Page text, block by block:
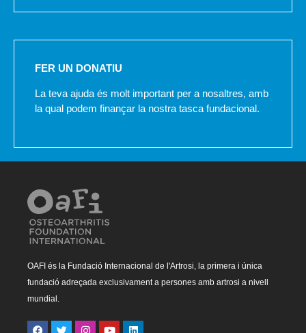
FER UN DONATIU
La teva ajuda és molt important per a nosaltres, amb
la qual podem finançar la nostra tasca fundacional.
OAFI és la Fundació Internacional de l'Artrosi, la primera i única
fundació adreçada exclusivament a persones amb artrosi a nivell
mundial.